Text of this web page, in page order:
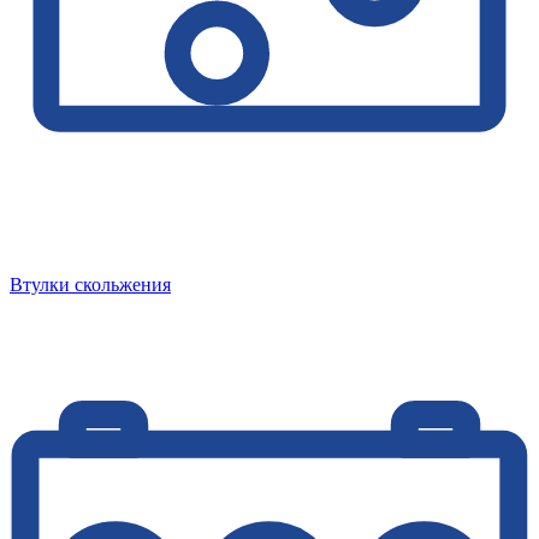
Втулки скольжения